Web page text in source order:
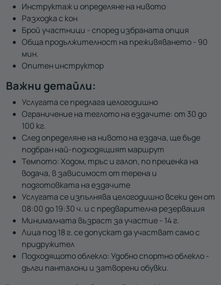
Инструктаж и определяне на нивото
Разходка с кон
Брой участници - според избраната опция
Обща продължителност на преживяването - 90
мин.
Опитен инструктор
Важни детайли:
Услугата се предлага целогодишно
Ограничение на теглото на ездачите: от 30 до
100 кг.
След определяне на нивото на ездача, ще бъде
подбран най-подходящият маршрут
Темпото: Ходом, тръс и галоп, по преценка на
водача, в зависимост от терена и
подготовката на ездачите
Услугата се изпълнява целогодишно всеки ден от
08:00 до 19:30 ч. и с предварителна резервация
Минималната възраст за участие - 14 г.
Лица под 18 г. се допускат да участват само с
придружител
Подходящото облекло: Удобно спортно облекло -
дълги панталони и затворени обувки.